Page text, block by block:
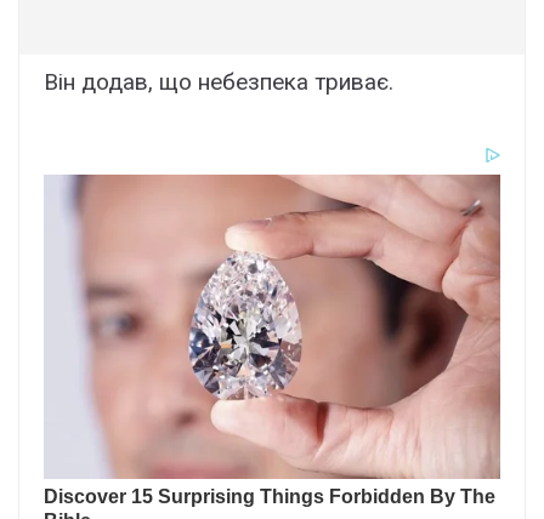
Він додав, що небезпека триває.